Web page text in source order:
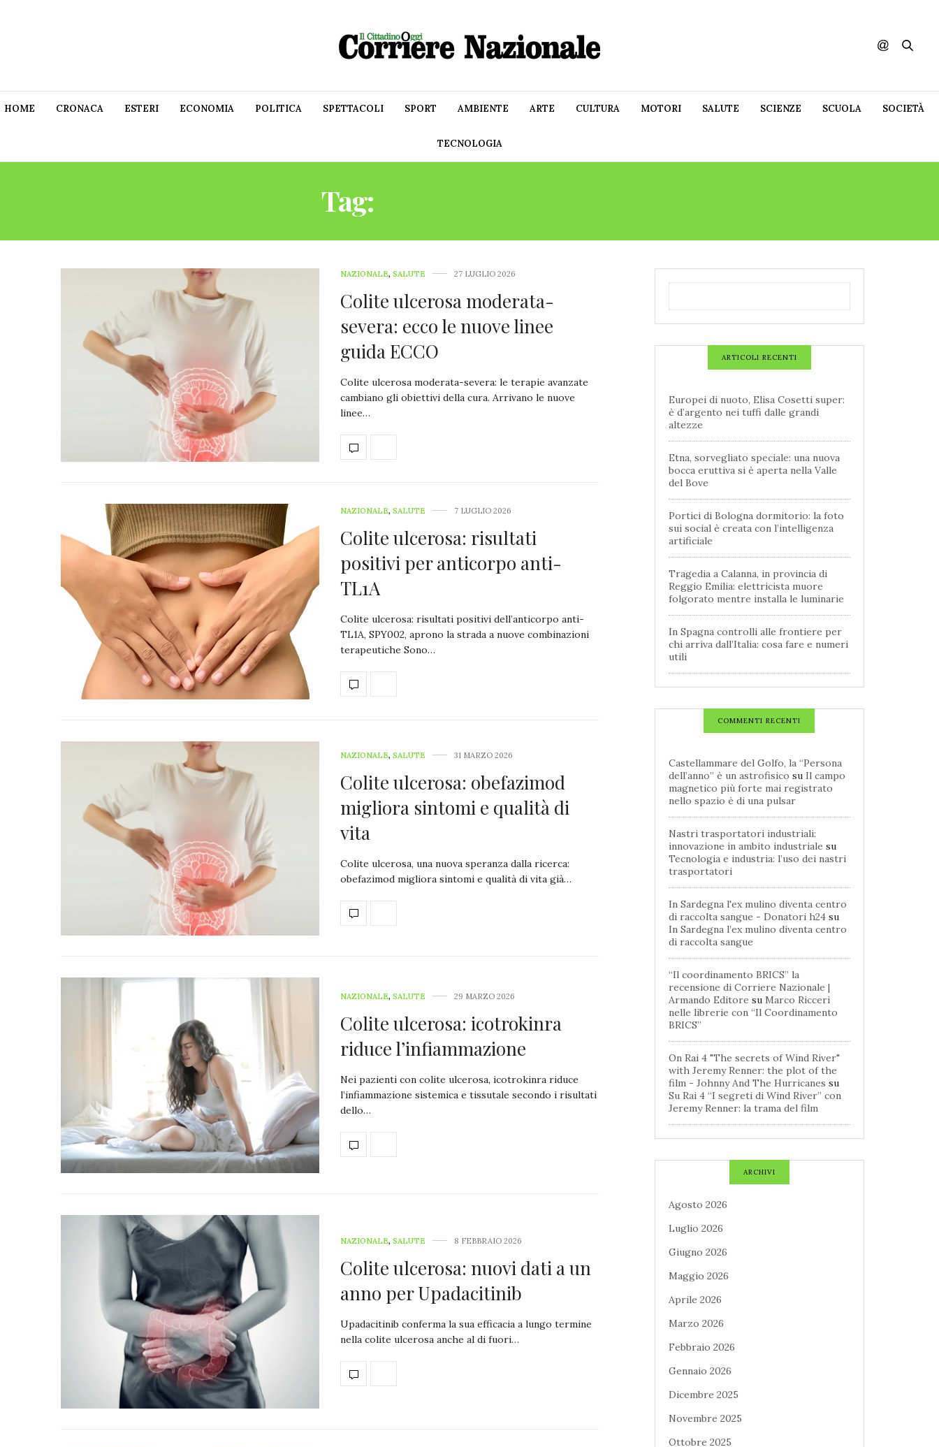
HOME CRONACA ESTERI ECONOMIA POLITICA SPETTACOLI SPORT AMBIENTE ARTE CULTURA MOTORI SALUTE SCIENZE SCUOLA SOCIETÀ
TECNOLOGIA
Tag:
NAZIONALE, SALUTE 27 LUGLIO 2026
Colite ulcerosa moderata-
severa: ecco le nuove linee
guida ECCO
Colite ulcerosa moderata-severa: le terapie avanzate
cambiano gli obiettivi della cura. Arrivano le nuove
linee…
NAZIONALE, SALUTE 7 LUGLIO 2026
Colite ulcerosa: risultati
positivi per anticorpo anti-
TL1A
Colite ulcerosa: risultati positivi dell’anticorpo anti-
TL1A, SPY002, aprono la strada a nuove combinazioni
terapeutiche Sono…
NAZIONALE, SALUTE 31 MARZO 2026
Colite ulcerosa: obefazimod
migliora sintomi e qualità di
vita
Colite ulcerosa, una nuova speranza dalla ricerca:
obefazimod migliora sintomi e qualità di vita già…
NAZIONALE, SALUTE 29 MARZO 2026
Colite ulcerosa: icotrokinra
riduce l’infiammazione
Nei pazienti con colite ulcerosa, icotrokinra riduce
l’infiammazione sistemica e tissutale secondo i risultati
dello…
NAZIONALE, SALUTE 8 FEBBRAIO 2026
Colite ulcerosa: nuovi dati a un
anno per Upadacitinib
Upadacitinib conferma la sua efficacia a lungo termine
nella colite ulcerosa anche al di fuori…
ARTICOLI RECENTI
Europei di nuoto, Elisa Cosetti super:
è d’argento nei tuffi dalle grandi
altezze
Etna, sorvegliato speciale: una nuova
bocca eruttiva si è aperta nella Valle
del Bove
Portici di Bologna dormitorio: la foto
sui social è creata con l’intelligenza
artificiale
Tragedia a Calanna, in provincia di
Reggio Emilia: elettricista muore
folgorato mentre installa le luminarie
In Spagna controlli alle frontiere per
chi arriva dall’Italia: cosa fare e numeri
utili
COMMENTI RECENTI
Castellammare del Golfo, la “Persona
dell’anno” è un astrofisico su Il campo
magnetico più forte mai registrato
nello spazio è di una pulsar
Nastri trasportatori industriali:
innovazione in ambito industriale su
Tecnologia e industria: l’uso dei nastri
trasportatori
In Sardegna l'ex mulino diventa centro
di raccolta sangue - Donatori h24 su
In Sardegna l’ex mulino diventa centro
di raccolta sangue
“Il coordinamento BRICS” la
recensione di Corriere Nazionale |
Armando Editore su Marco Ricceri
nelle librerie con “Il Coordinamento
BRICS”
On Rai 4 "The secrets of Wind River"
with Jeremy Renner: the plot of the
film - Johnny And The Hurricanes su
Su Rai 4 “I segreti di Wind River” con
Jeremy Renner: la trama del film
ARCHIVI
Agosto 2026
Luglio 2026
Giugno 2026
Maggio 2026
Aprile 2026
Marzo 2026
Febbraio 2026
Gennaio 2026
Dicembre 2025
Novembre 2025
Ottobre 2025